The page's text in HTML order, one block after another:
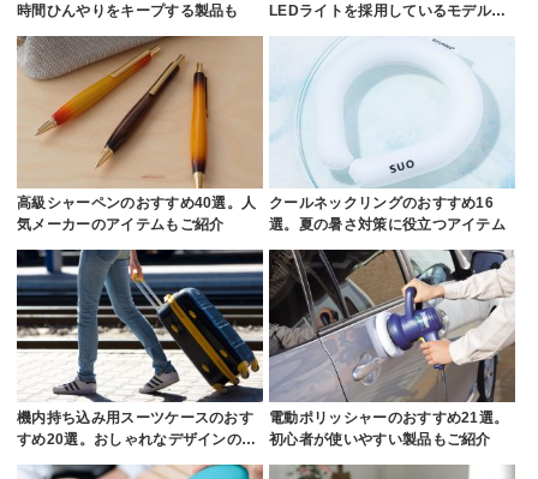
時間ひんやりをキープする製品も
LEDライトを採用しているモデル…
高級シャーペンのおすすめ40選。人
気メーカーのアイテムもご紹介
クールネックリングのおすすめ16
選。夏の暑さ対策に役立つアイテム
機内持ち込み用スーツケースのおす
すめ20選。おしゃれなデザインの…
電動ポリッシャーのおすすめ21選。
初心者が使いやすい製品もご紹介